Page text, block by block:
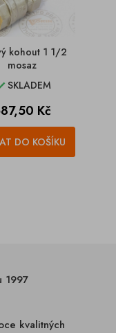
kohout 1 1/2
mosaz
SKLADEM
Kč
DO KOŠÍKU
1997
kvalitných